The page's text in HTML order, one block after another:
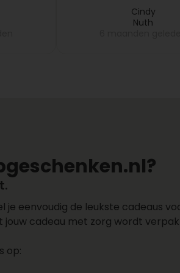
dus
Cindy
Nuth
je eenvoudig de leukste cadeaus
jouw cadeau met zorg wordt
op: